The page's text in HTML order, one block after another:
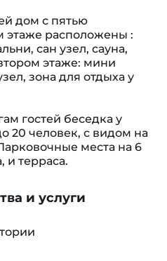
дом с пятью
этаже расположены :
сан узел, сауна,
этаже: мини
зона для отдыха у
гостей беседка у
20 человек, с видом на
места на 6
и терраса.
и услуги